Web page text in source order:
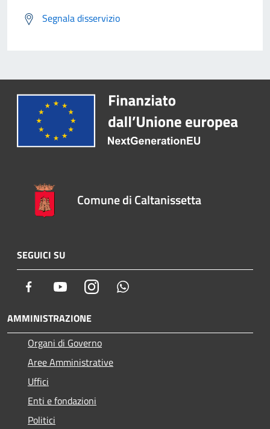
Segnala disservizio
Comune di Caltanissetta
SEGUICI SU
Facebook YoutubeInstagram
AMMINISTRAZIONE
Organi di Governo
Aree Amministrative
Uffici
Enti e fondazioni
Politici